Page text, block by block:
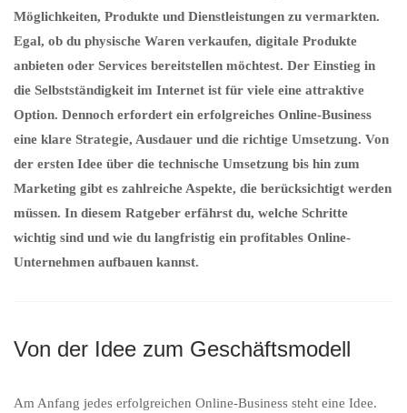
Möglichkeiten, Produkte und Dienstleistungen zu vermarkten.
Egal, ob du physische Waren verkaufen, digitale Produkte
anbieten oder Services bereitstellen möchtest. Der Einstieg in
die Selbstständigkeit im Internet ist für viele eine attraktive
Option. Dennoch erfordert ein erfolgreiches Online-Business
eine klare Strategie, Ausdauer und die richtige Umsetzung. Von
der ersten Idee über die technische Umsetzung bis hin zum
Marketing gibt es zahlreiche Aspekte, die berücksichtigt werden
müssen. In diesem Ratgeber erfährst du, welche Schritte
wichtig sind und wie du langfristig ein profitables Online-
Unternehmen aufbauen kannst.
Von der Idee zum Geschäftsmodell
Am Anfang jedes erfolgreichen Online-Business steht eine Idee.